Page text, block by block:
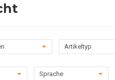
Artikeltyp
Sprache